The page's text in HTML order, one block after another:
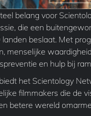
belang voor
die een
landen beslaat. Met
menselijke
en hulp bij
het Scientology
filmmakers die de
betere wereld